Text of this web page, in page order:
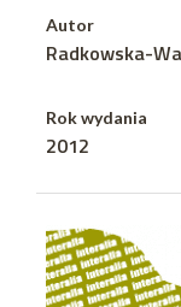
Autor
Radkowska-
Rok wydania
2012